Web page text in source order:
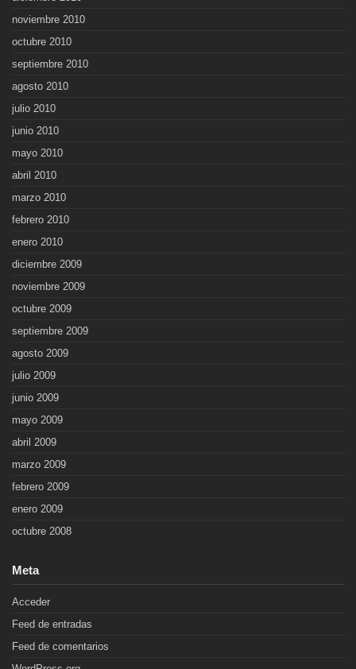
noviembre 2010
octubre 2010
septiembre 2010
agosto 2010
julio 2010
junio 2010
mayo 2010
abril 2010
marzo 2010
febrero 2010
enero 2010
diciembre 2009
noviembre 2009
octubre 2009
septiembre 2009
agosto 2009
julio 2009
junio 2009
mayo 2009
abril 2009
marzo 2009
febrero 2009
enero 2009
octubre 2008
Meta
Acceder
Feed de entradas
Feed de comentarios